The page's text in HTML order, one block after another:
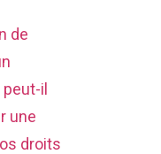
de
il
une
droits